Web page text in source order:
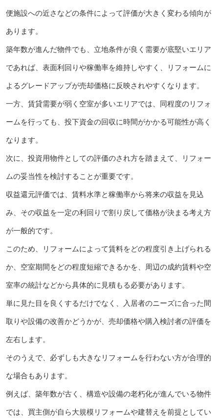
便施設への近さなどの条件によって評価が大きく変わる傾向が
あります。
築年数が進んだ物件でも、立地条件が良く需要が底堅いエリア
であれば、表面利回りや稼働率を維持しやすく、リフォームに
よるグレードアップが売却価格に反映されやすくなります。
一方、賃貸需要が弱く空室が多いエリアでは、同程度のリフォ
ームを行っても、投下資金の回収に時間がかかる可能性が高く
なります。
次に、投資用物件としての評価のされ方を踏まえて、リフォー
ムの妥当性を検討することが重要です。
収益還元評価では、賃料水準と稼働率から将来の収益を見込
み、その収益を一定の利回りで割り戻して価格が決まる考え方
が一般的です。
このため、リフォームによって賃料をどの程度引き上げられる
か、空室期間をどの程度短縮できるかを、周辺の成約賃料や空
室率の統計などから具体的に見積もる必要があります。
単に見た目を良くするだけでなく、入居者のニーズに合った間
取りや設備の改善かどうかが、売却価格や購入検討者の評価を
左右します。
そのうえで、必ずしも大きなリフォームを行わない方が合理的
な場合もあります。
例えば、築年数が古く、構造や設備の老朽化が進んでいる物件
では、買主側が自ら大規模リフォームや建替えを前提としてい